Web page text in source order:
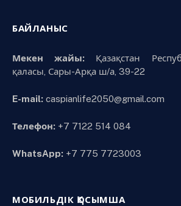
БАЙЛАНЫС
Мекен жайы:Қазақстан
қаласы, Сары-Арқа ш/а, 39-22
E-mail: caspianlife2050@gmail.com
Телефон: +7 7122 514 084
WhatsApp: +7 775 7723003
МОБИЛЬДІК ҚОСЫМША